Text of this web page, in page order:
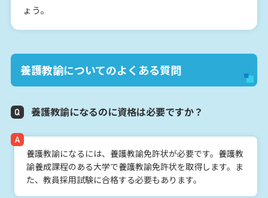
ょう。
養護教諭についてのよくある質問
養護教諭になるのに資格は必要ですか？
養護教諭になるには、養護教諭免許状が必要です。養護教
諭養成課程のある大学で養護教諭免許状を取得します。ま
た、教員採用試験に合格する必要もあります。